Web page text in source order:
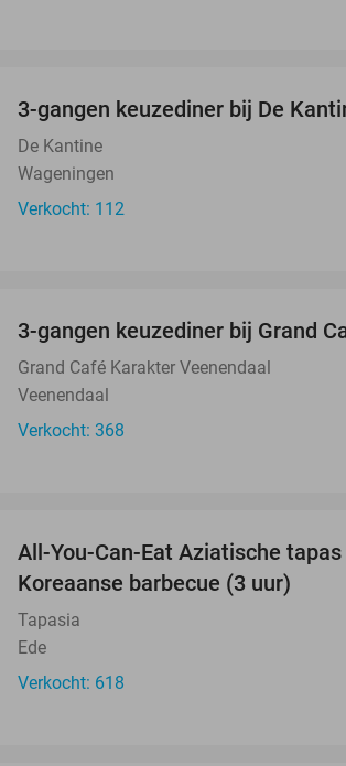
3-gangen keuzediner bij De
De Kantine
Wageningen
Verkocht: 112
3-gangen keuzediner bij Grand
Grand Café Karakter Veenendaal
Veenendaal
Verkocht: 368
All-You-Can-Eat Aziatische tapas
Koreaanse barbecue (3 uur)
Tapasia
Ede
Verkocht: 618